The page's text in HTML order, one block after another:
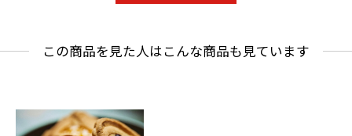
この商品を見た人はこんな商品も見ています